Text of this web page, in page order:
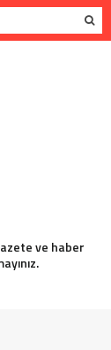
ve haber